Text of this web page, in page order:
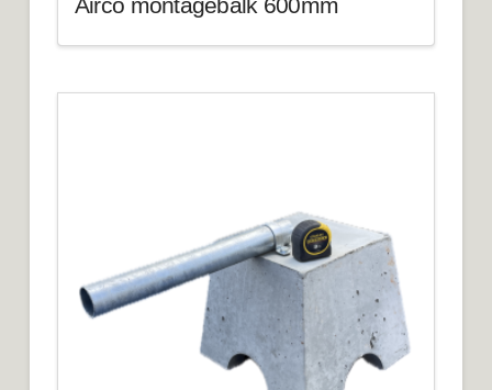
Airco montagebalk 600mm